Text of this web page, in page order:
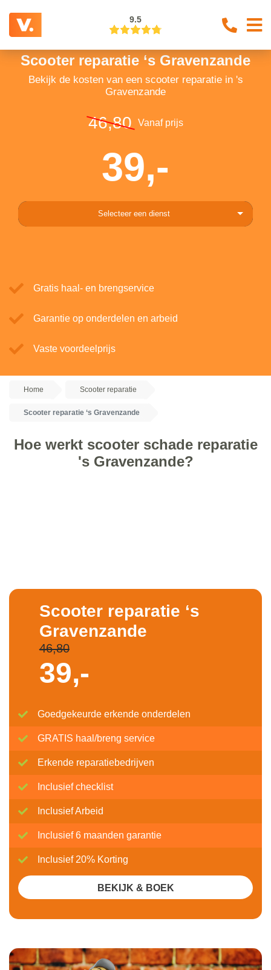
9.5
Scooter reparatie ‘s Gravenzande
Bekijk de kosten van een scooter reparatie in 's
Gravenzande
46,80 Vanaf prijs
39,-
Selecteer een dienst
Gratis haal- en brengservice
Garantie op onderdelen en arbeid
Vaste voordeelprijs
Home Scooter reparatie
Scooter reparatie ‘s Gravenzande
Hoe werkt scooter schade reparatie
's Gravenzande?
Scooter reparatie ‘s
Gravenzande
46,80
39,-
Goedgekeurde erkende onderdelen
GRATIS haal/breng service
Erkende reparatiebedrijven
Inclusief checklist
Inclusief Arbeid
Inclusief 6 maanden garantie
Inclusief 20% Korting
BEKIJK & BOEK